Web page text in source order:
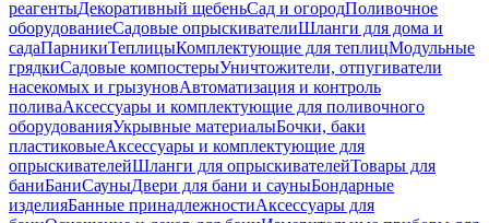
реагентыДекоративный щебеньСад и огородПоливочное
оборудованиеСадовые опрыскивателиШланги для дома и
садаПарникиТеплицыКомплектующие для теплицМодульные
грядкиСадовые компостерыУничтожители, отпугиватели
насекомых и грызуновАвтоматизация и контроль
поливаАксессуары и комплектующие для поливочного
оборудованияУкрывные материалыБочки, баки
пластиковыеАксессуары и комплектующие для
опрыскивателейШланги для опрыскивателейТовары для
баниБаниСауныДвери для бани и сауныБондарные
изделияБанные принадлежностиАксессуары для